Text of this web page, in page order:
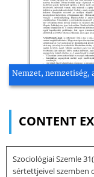
Nemzet, nemzetiség,
CONTENT
Szociológiai Szemle
sértettjeivel szemben